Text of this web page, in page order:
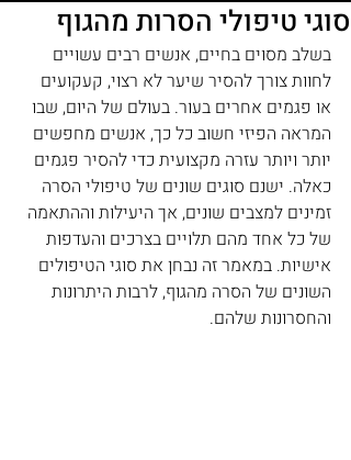
סוגי טיפולי הסרות מהגוף
בשלב מסוים בחיים, אנשים רבים עשויים
לחוות צורך להסיר שיער לא רצוי, קעקועים
או פגמים אחרים בעור. בעולם של היום, שבו
המראה הפיזי חשוב כל כך, אנשים מחפשים
יותר ויותר עזרה מקצועית כדי להסיר פגמים
כאלה. ישנם סוגים שונים של טיפולי הסרה
זמינים למצבים שונים, אך היעילות וההתאמה
של כל אחד מהם תלויים בצרכים והעדפות
אישיות. במאמר זה נבחן את סוגי הטיפולים
השונים של הסרה מהגוף, לרבות היתרונות
והחסרונות שלהם.